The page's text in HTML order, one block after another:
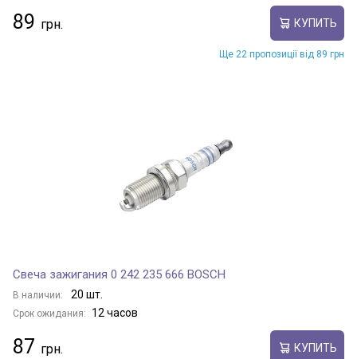
89 КУПИТЬ
Ще 22 пропозиції від 89 грн
Свеча зажигания 0 242 235 666 BOSCH
В наличии: 20 шт.
Срок ожидания: 12 часов
87 КУПИТЬ